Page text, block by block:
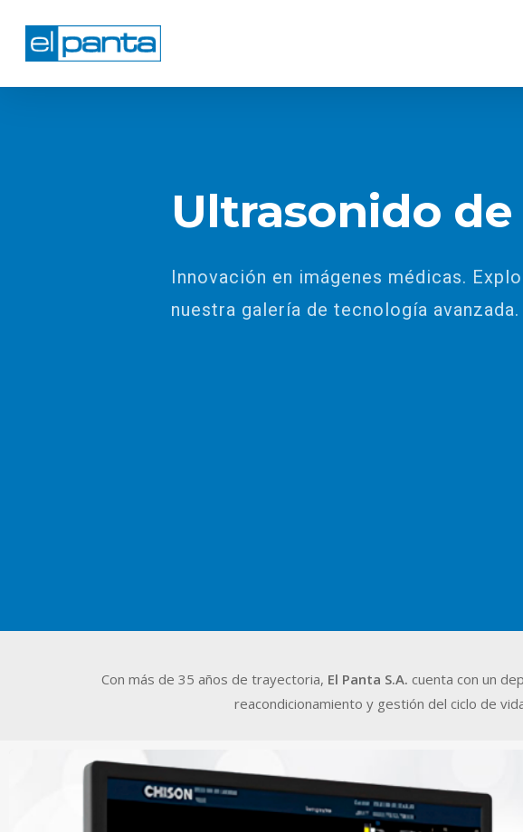
main
content
Ultrasonido de
Innovación en imágenes médicas.
nuestra galería de tecnología avanzada.
Con más de 35 años de trayectoria, El Panta S.A. cuenta con un
reacondicionamiento y gestión del ciclo de